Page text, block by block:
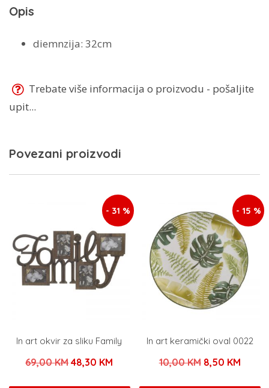
Opis
diemnzija: 32cm
Trebate više informacija o proizvodu - pošaljite
upit...
Povezani proizvodi
- 31 %
In art okvir za sliku Family
69,00KMIzvorna
48,30 KM
- 15 %
In art keramički oval 0022
10,00KM Izvorna
8,50 KM